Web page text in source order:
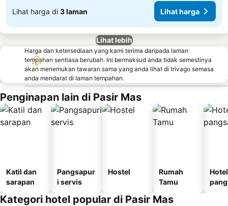
Lihat harga di 3 laman Lihat harga
Lihat lebih
Harga dan ketersediaan yang kami terima daripada laman
tempahan sentiasa berubah. Ini bermaksud anda tidak semestinya
akan menemukan tawaran sama yang anda lihat di trivago semasa
anda mendarat di laman tempahan.
Penginapan lain di Pasir Mas
Katil dan
sarapan
Pangsapur
i servis
Hostel
Rumah
Tamu
Hotel
Kategori hotel popular di Pasir Mas